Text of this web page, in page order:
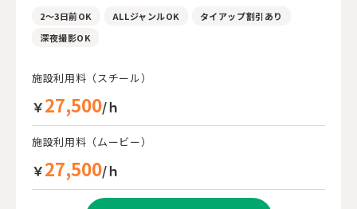
2～3日前OK ALLジャンルOK
タイアップ割引あり
深夜撮影OK
施設利用料（スチール）
￥27,500/ｈ
施設利用料（ムービー）
￥27,500/ｈ